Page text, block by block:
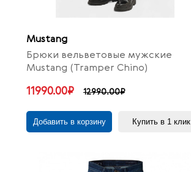
Mustang
Брюки вельветовые мужские
Mustang (Tramper Chino)
11990.00₽ 12990.00₽
Добавить в корзину Купить в 1 клик